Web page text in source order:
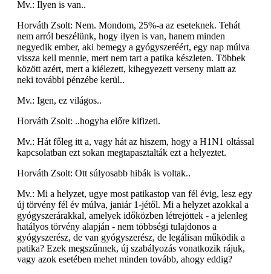
Mv.: Ilyen is van..
Horváth Zsolt: Nem. Mondom, 25%-a az eseteknek. Tehát
nem arról beszélünk, hogy ilyen is van, hanem minden
negyedik ember, aki bemegy a gyógyszeréért, egy nap múlva
vissza kell mennie, mert nem tart a patika készleten. Többek
között azért, mert a kiélezett, kihegyezett verseny miatt az
neki további pénzébe kerül..
Mv.: Igen, ez világos..
Horváth Zsolt: ..hogyha előre kifizeti.
Mv.: Hát főleg itt a, vagy hát az hiszem, hogy a H1N1 oltással
kapcsolatban ezt sokan megtapasztalták ezt a helyeztet.
Horváth Zsolt: Ott súlyosabb hibák is voltak..
Mv.: Mi a helyzet, ugye most patikastop van fél évig, lesz egy
új törvény fél év múlva, janiár 1-jétől. Mi a helyzet azokkal a
gyógyszerárakkal, amelyek időközben létrejöttek - a jelenleg
hatályos törvény alapján - nem többségi tulajdonos a
gyógyszerész, de van gyógyszerész, de legálisan működik a
patika? Ezek megszűnnek, új szabályozás vonatkozik rájuk,
vagy azok esetében mehet minden tovább, ahogy eddig?